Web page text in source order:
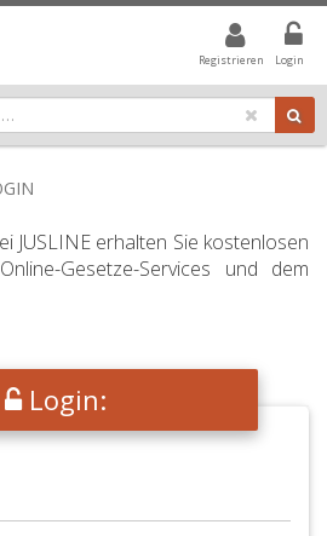
Registrieren Login
WERT IST ALLE
JUSLINE erhalten Sie kostenlosen
Gesetze-Services und dem
Login: